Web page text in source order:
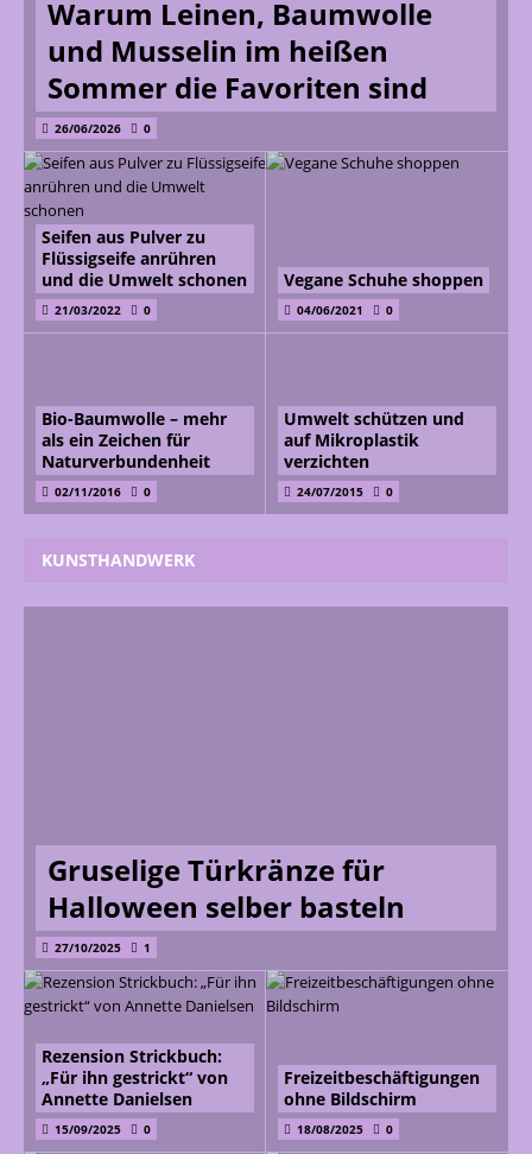
Warum Leinen, Baumwolle
und Musselin im heißen
Sommer die Favoriten sind
26/06/2026 0
Seifen aus Pulver zu
Flüssigseife anrühren
und die Umwelt schonen
21/03/2022 0
Vegane Schuhe shoppen
04/06/2021 0
Bio-Baumwolle – mehr
als ein Zeichen für
Naturverbundenheit
02/11/2016 0
Umwelt schützen und
auf Mikroplastik
verzichten
24/07/2015 0
KUNSTHANDWERK
Gruselige Türkränze für
Halloween selber basteln
27/10/2025 1
Rezension Strickbuch:
„Für ihn gestrickt“ von
Annette Danielsen
15/09/2025 0
Freizeitbeschäftigungen
ohne Bildschirm
18/08/2025 0